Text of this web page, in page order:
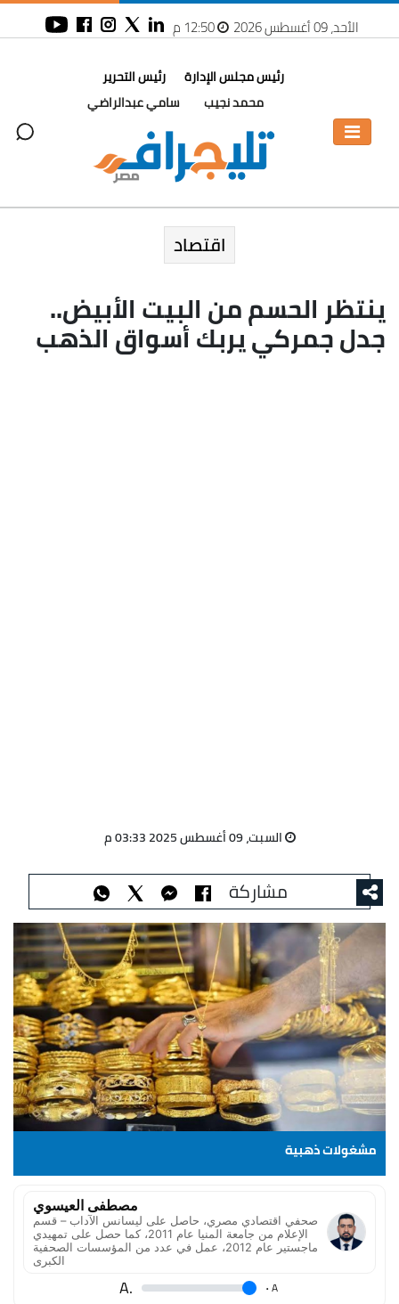
الأحد، 09 أغسطس 2026 12:50 م
رئيس مجلس الإدارة
محمد نجيب
رئيس التحرير
سامي عبدالراضي
اقتصاد
ينتظر الحسم من البيت الأبيض..
جدل جمركي يربك أسواق الذهب
السبت، 09 أغسطس 2025 03:33 م
مشاركة
مشغولات ذهبية
مصطفى العيسوي
صحفي اقتصادي مصري، حاصل على ليسانس الآداب – قسم
الإعلام من جامعة المنيا عام 2011، كما حصل على تمهيدي
ماجستير عام 2012، عمل في عدد من المؤسسات الصحفية
الكبرى
A
.
.A